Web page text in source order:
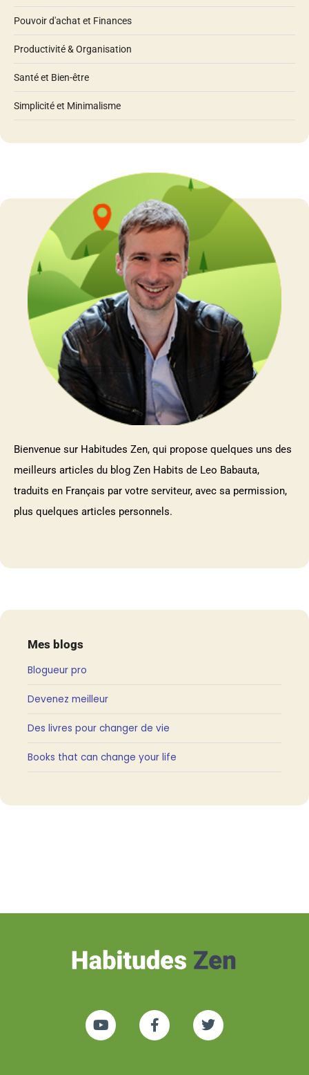
Pouvoir d'achat et Finances
Productivité & Organisation
Santé et Bien-être
Simplicité et Minimalisme
Bienvenue sur Habitudes Zen, qui propose quelques uns des
meilleurs articles du blog Zen Habits de Leo Babauta,
traduits en Français par votre serviteur, avec sa permission,
plus quelques articles personnels.
Mes blogs
Blogueur pro
Devenez meilleur
Des livres pour changer de vie
Books that can change your life